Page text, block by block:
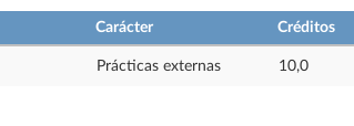
Carácter Créditos
Prácticas externas 10,0